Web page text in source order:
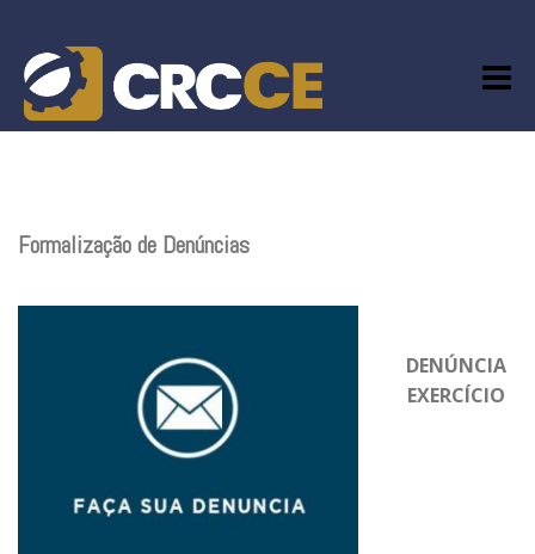
content
Formalização de Denúncias
DENÚNCIA
EXERCÍCIO